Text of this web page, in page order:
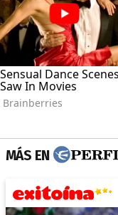
MÁS EN